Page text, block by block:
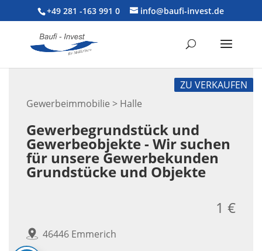
+49 281 -163 991 0 info@baufi-invest.de
Gewerbeimmobilie > Halle
ZU VERKAUFEN
Gewerbegrundstück und
Gewerbeobjekte - Wir suchen
für unsere Gewerbekunden
Grundstücke und Objekte
46446 Emmerich
1 €